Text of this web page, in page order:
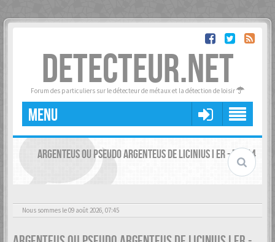
DETECTEUR.NET
Forum des particuliers sur le détecteur de métaux et la détection de loisir
MENU
ARGENTEUS OU PSEUDO ARGENTEUS DE LICINIUS I ER - REP14
Nous sommes le 09 août 2026, 07:45